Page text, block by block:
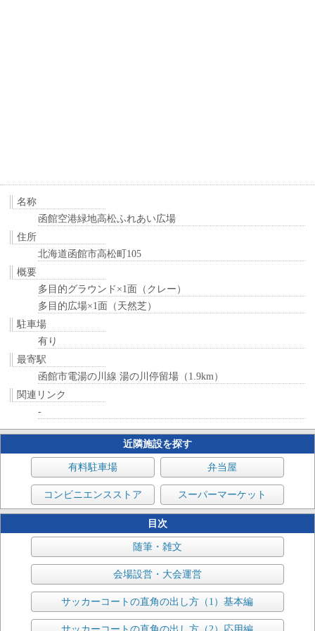
名称
函館空港緑地高松ふれあい広場
住所
北海道函館市高松町105
概要
多目的グラウンド×1面（クレー）
多目的広場×1面（天然芝）
駐車場
有り
最寄駅
函館市電湯の川線 湯の川停留場（1.9km）
関連リンク
-
近隣施設を探す
有料駐車場 弁当屋
コンビニエンスストア スーパーマーケット
目次
随筆・雑文
会場設営・大会運営
サッカーコートの直角の出し方（1）基本編